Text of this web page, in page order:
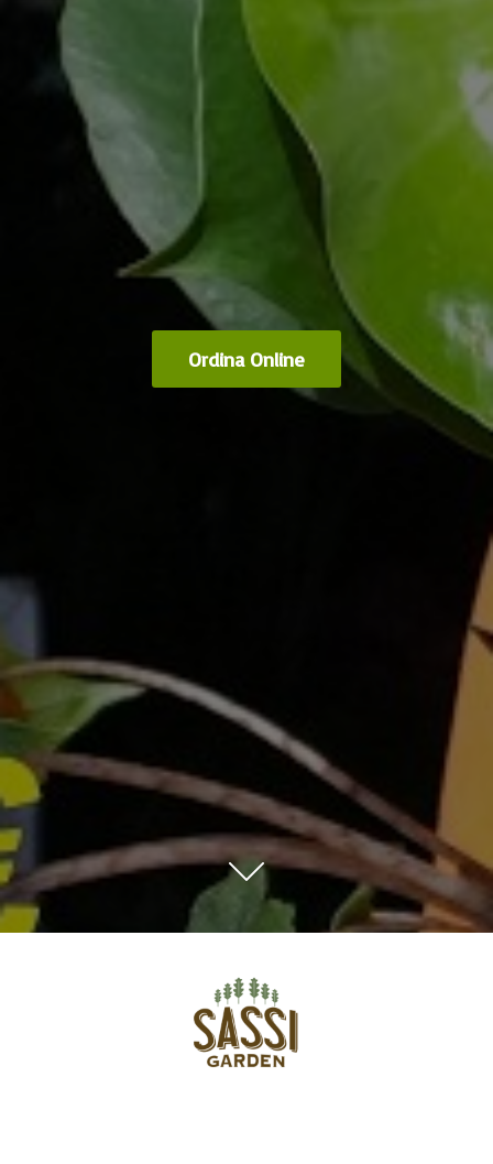
Ordina Online